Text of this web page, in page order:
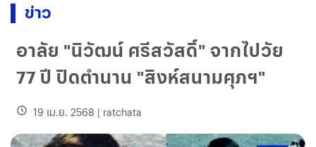
ข่าว
อาลัย "นิวัฒน์ ศรีสวัสดิ์" จากไปวัย
77 ปี ปิดตำนาน "สิงห์สนามศุภฯ"
19 เม.ย. 2568 | ratchata